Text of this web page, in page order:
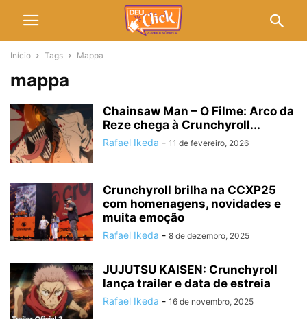
Início Tags Mappa
mappa
Chainsaw Man – O Filme: Arco da
Reze chega à Crunchyroll...
Rafael Ikeda - 11 de fevereiro, 2026
Crunchyroll brilha na CCXP25
com homenagens, novidades e
muita emoção
Rafael Ikeda - 8 de dezembro, 2025
JUJUTSU KAISEN: Crunchyroll
lança trailer e data de estreia
Rafael Ikeda - 16 de novembro, 2025